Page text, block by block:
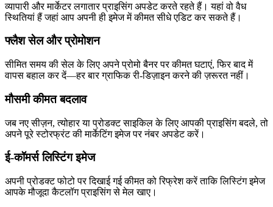
व्यापारी और मार्केटर लगातार प्राइसिंग अपडेट करते रहते हैं। यहां वो वैध
स्थितियां हैं जहां आप अपनी ही इमेज में कीमत सीधे एडिट कर सकते हैं।
फ्लैश सेल और प्रोमोशन
सीमित समय की सेल के लिए अपने प्रोमो बैनर पर कीमत घटाएं, फिर बाद में
वापस बहाल कर दें—हर बार ग्राफिक री-डिज़ाइन करने की ज़रूरत नहीं।
मौसमी कीमत बदलाव
जब नए सीज़न, त्योहार या प्रोडक्ट साइकिल के लिए आपकी प्राइसिंग बदले, तो
अपने पूरे स्टोरफ्रंट की मार्केटिंग इमेज पर नंबर अपडेट करें।
ई-कॉमर्स लिस्टिंग इमेज
अपनी प्रोडक्ट फोटो पर दिखाई गई कीमत को रिफ्रेश करें ताकि लिस्टिंग इमेज
आपके मौजूदा कैटलॉग प्राइसिंग से मेल खाए।